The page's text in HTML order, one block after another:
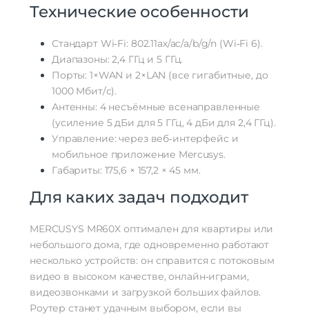
Технические особенности
СтандартWi‑Fi: 802.11ax/ac/a/b/g/n (Wi‑Fi 6).
Диапазоны: 2,4 ГГц и 5ГГц.
Порты: 1×WAN и 2×LAN (все гигабитные, до
1000Мбит/с).
Антенны: 4несъёмные всенаправленные
(усиление 5дБи для 5 ГГц, 4 дБи для 2,4ГГц).
Управление: черезвеб‑интерфейс и
мобильное приложение Mercusys.
Габариты: 175,6 × 157,2× 45 мм.
Для какихзадач подходит
MERCUSYS MR60X оптимален для квартиры или
небольшого дома, где одновременно работают
несколько устройств: он справится с потоковым
видео в высоком качестве, онлайн‑играми,
видеозвонками и загрузкой большихфайлов.
Роутер станет удачным выбором, если вы